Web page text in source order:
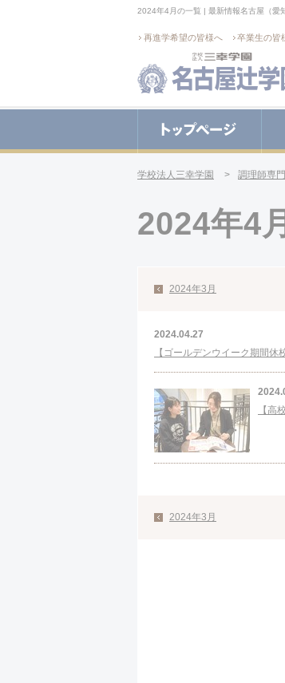
2024年4月の一覧 | 最新情報名古屋（愛
再進学希望の皆様へ 卒業生の皆
学校法人三幸学園 調理師専
2024年4
2024年3月
2024.04.27
【ゴールデンウイーク期間休
【高
2024年3月